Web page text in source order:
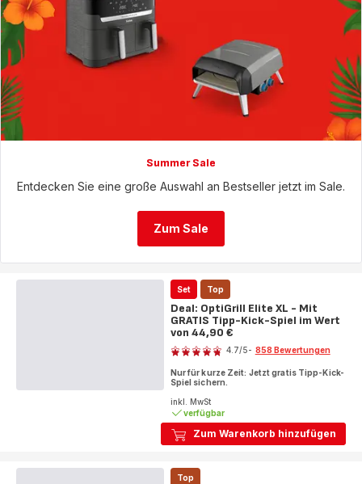
Summer Sale
Entdecken Sie eine große Auswahl an Bestseller jetzt im Sale.
Zum Sale
Zum Warenkorb hinzufügen
Set Top
Deal: OptiGrill Elite XL - Mit
GRATIS Tipp-Kick-Spiel im Wert
von 44,90 €
Bewertung
4.7/5- 858 Bewertungen
Nur für kurze Zeit: Jetzt gratis Tipp-Kick-
Spiel sichern.
inkl. MwSt
verfügbar
Top